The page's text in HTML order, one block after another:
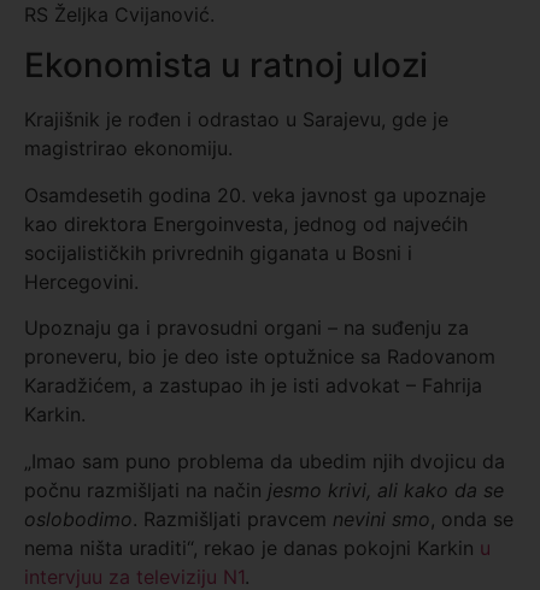
RS Željka Cvijanović.
Ekonomista u ratnoj ulozi
Krajišnik je rođen i odrastao u Sarajevu, gde je
magistrirao ekonomiju.
Osamdesetih godina 20. veka javnost ga upoznaje
kao direktora Energoinvesta, jednog od najvećih
socijalističkih privrednih giganata u Bosni i
Hercegovini.
Upoznaju ga i pravosudni organi – na suđenju za
proneveru, bio je deo iste optužnice sa Radovanom
Karadžićem, a zastupao ih je isti advokat – Fahrija
Karkin.
„Imao sam puno problema da ubedim njih dvojicu da
počnu razmišljati na način jesmo krivi, ali kako da se
oslobodimo. Razmišljati pravcem nevini smo, onda se
nema ništa uraditi“, rekao je danas pokojni Karkin u
intervjuu za televiziju N1.